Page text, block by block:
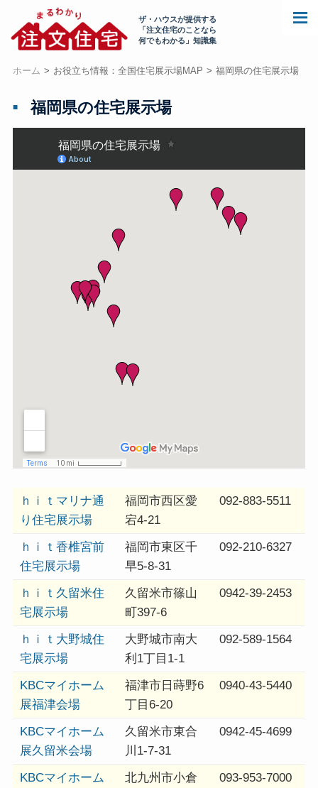
ザ・ハウスが提供する
「注文住宅のことなら
何でもわかる」知識集
ホーム お役立ち情報：全国住宅展示場MAP 福岡県の住宅展示場
福岡県の住宅展示場
ｈｉｔマリナ通
り住宅展示場
福岡市西区愛
宕4-21
092-883-5511
ｈｉｔ香椎宮前
住宅展示場
福岡市東区千
早5-8-31
092-210-6327
ｈｉｔ久留米住
宅展示場
久留米市篠山
町397-6
0942-39-2453
ｈｉｔ大野城住
宅展示場
大野城市南大
利1丁目1-1
092-589-1564
KBCマイホーム
展福津会場
福津市日蒔野6
丁目6-20
0940-43-5440
KBCマイホーム
展久留米会場
久留米市東合
川1-7-31
0942-45-4699
KBCマイホーム
北九州市小倉
093-953-7000